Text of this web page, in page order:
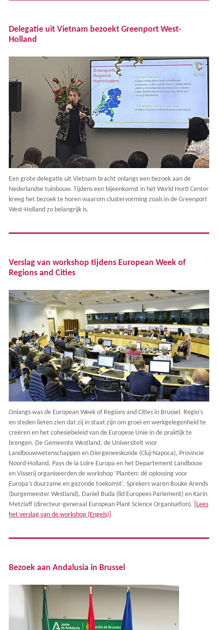
Delegatie uit Vietnam bezoekt Greenport West-
Holland
Een grote delegatie uit Vietnam bracht onlangs een bezoek aan de
Nederlandse tuinbouw. Tijdens een bijeenkomst in het World Horti Center
kreeg het bezoek te horen waarom clustervorming zoals in de Greenport
West-Holland zo belangrijk is.
Verslag van workshop tijdens European Week of
Regions and Cities
Onlangs was de European Week of Regions and Cities in Brussel. Regio’s
en steden lieten zien dat zij in staat zijn om groei en werkgelegenheid te
creëren en het cohesiebeleid van de Europese Unie in de praktijk te
brengen. De Gemeente Westland, de Universiteit voor
Landbouwwetenschappen en Diergeneeskunde (Cluj-Napoca), Provincie
Noord-Holland, Pays de la Loire Europa en het Departement Landbouw
en Visserij organiseerden de workshop ‘Planten: dé oplossing voor
Europa’s duurzame en gezonde toekomst’. Sprekers waren Bouke Arends
(burgemeester Westland), Daniel Buda (lid Europees Parlement) en Karin
Metzlaff (directeur-generaal European Plant Science Organisation). [Lees
het verslag van de workshop (Engels)]
Bezoek aan Andalusia in Brussel